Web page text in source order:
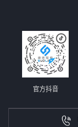
官方抖音